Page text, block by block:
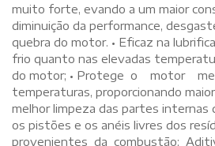
muito forte, evando a um maior
diminuição da performance,
quebra do motor. • Eficaz na
frio quanto nas elevadas
do motor; • Protege o motor
temperaturas, proporcionando
melhor limpeza das partes internas
os pistões e os anéis livres dos
provenientes da combustão;